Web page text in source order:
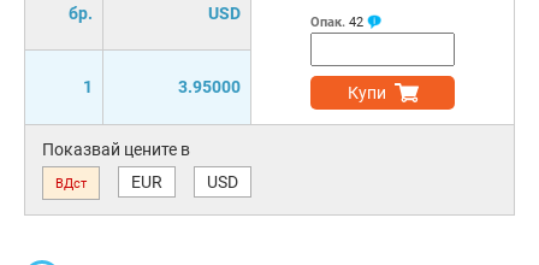
бр. USD
1 3.95000
Опак. 42
Купи
Показвай цените в
ВДст EUR USD